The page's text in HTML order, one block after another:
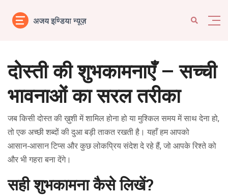
दोस्ती की शुभकामनाएँ – सच्ची
भावनाओं का सरल तरीका
जब किसी दोस्त की ख़ुशी में शामिल होना हो या मुश्किल समय में साथ देना हो,
तो एक अच्छी शब्‍दों की दुआ बड़ी ताकत रखती है। यहाँ हम आपको
आसान‑आसान टिप्स और कुछ लोकप्रिय संदेश दे रहे हैं, जो आपके रिश्ते को
और भी गहरा बना देंगे।
सही शुभकामना कैसे लिखें?